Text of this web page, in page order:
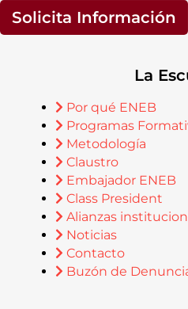
Solicita Información
La
Por qué ENEB
Programas
Metodología
Claustro
Embajador ENEB
Class President
Alianzas
Noticias
Contacto
Buzón de